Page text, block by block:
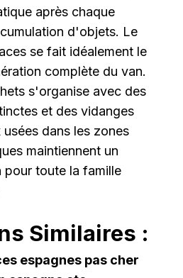
après chaque
d'objets. Le
se fait idéalement le
complète du van.
s'organise avec des
et des vidanges
dans les zones
maintiennent un
pour toute la famille
Similaires :
espagnes pas cher